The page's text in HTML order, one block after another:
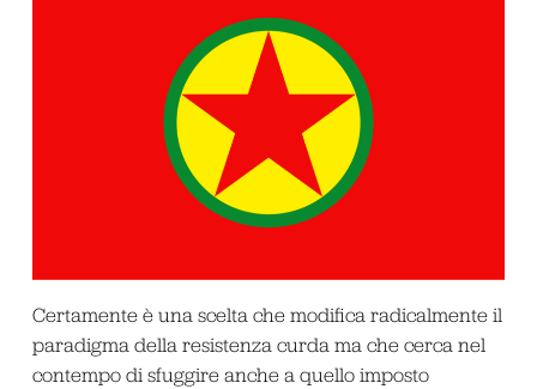
Certamente è una scelta che modifica radicalmente il
paradigma della resistenza curda ma che cerca nel
contempo di sfuggire anche a quello imposto